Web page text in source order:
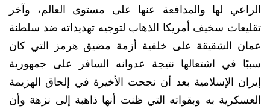
الراعي لها والمدافعة عنها على مستوى العالم، وآخر
تقليعات سخيف أمريكا الذهاب لتوجيه تهديداته ضد سلطنة
عمان الشقيقة على خلفية أزمة مضيق هرمز التي كان
سببًا في اشتعالها نتيجة عدوانه السافر على جمهورية
إيران الإسلامية بعد أن نجحت الأخيرة في إلحاق الهزيمة
العسكرية به وبقواته التي ظنت أنها ذاهبة إلى نزهة وأن